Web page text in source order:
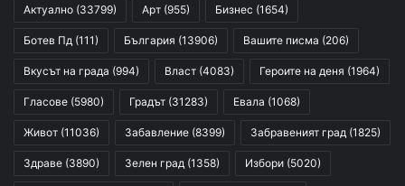
Актуално (33799) Арт (955) Бизнес (1654)
Ботев Пд (111) България (13906) Вашите писма (206)
Вкусът на града (994) Власт (4083) Героите на деня (1964)
Гласове (5980) Градът (31283) Евала (1068)
Живот (11036) Забавление (8399) Забравеният град (1825)
Здраве (3890) Зелен град (1358) Избори (5020)